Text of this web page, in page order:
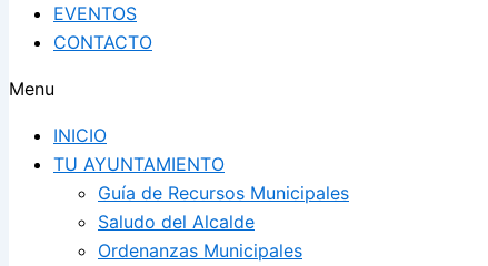
EVENTOS
CONTACTO
Menu
INICIO
TU AYUNTAMIENTO
Guía de Recursos Municipales
Saludo del Alcalde
Ordenanzas Municipales